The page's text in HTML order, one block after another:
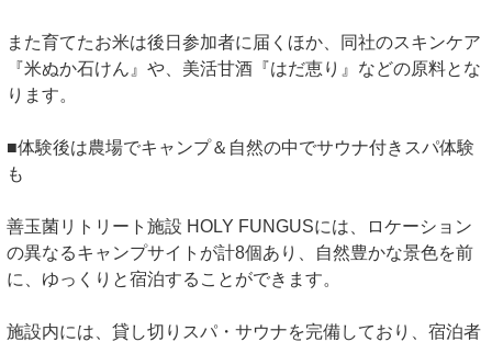
また育てたお米は後日参加者に届くほか、同社のスキンケア
『米ぬか石けん』や、美活甘酒『はだ恵り』などの原料とな
ります。
■体験後は農場でキャンプ＆自然の中でサウナ付きスパ体験
も
善玉菌リトリート施設 HOLY FUNGUSには、ロケーション
の異なるキャンプサイトが計8個あり、自然豊かな景色を前
に、ゆっくりと宿泊することができます。
施設内には、貸し切りスパ・サウナを完備しており、宿泊者